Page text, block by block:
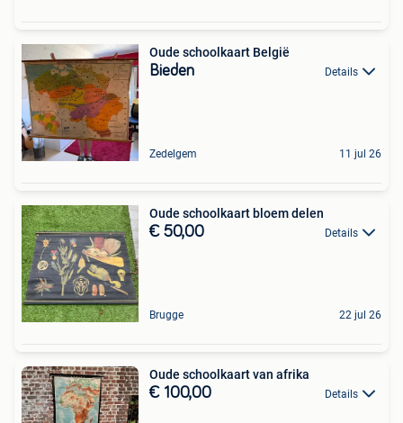
Oude schoolkaart België
Bieden Details
Zedelgem 11 jul 26
Oude schoolkaart bloem delen
€ 50,00 Details
Brugge 22 jul 26
Oude schoolkaart van afrika
€ 100,00 Details